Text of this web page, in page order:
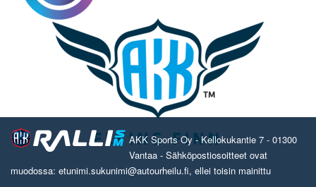
AKK Sports Oy - Kellokukantie 7 - 01300
Vantaa - Sähköpostiosoitteet ovat
muodossa: etunimi.sukunimi@autourheilu.fi, ellei toisin mainittu